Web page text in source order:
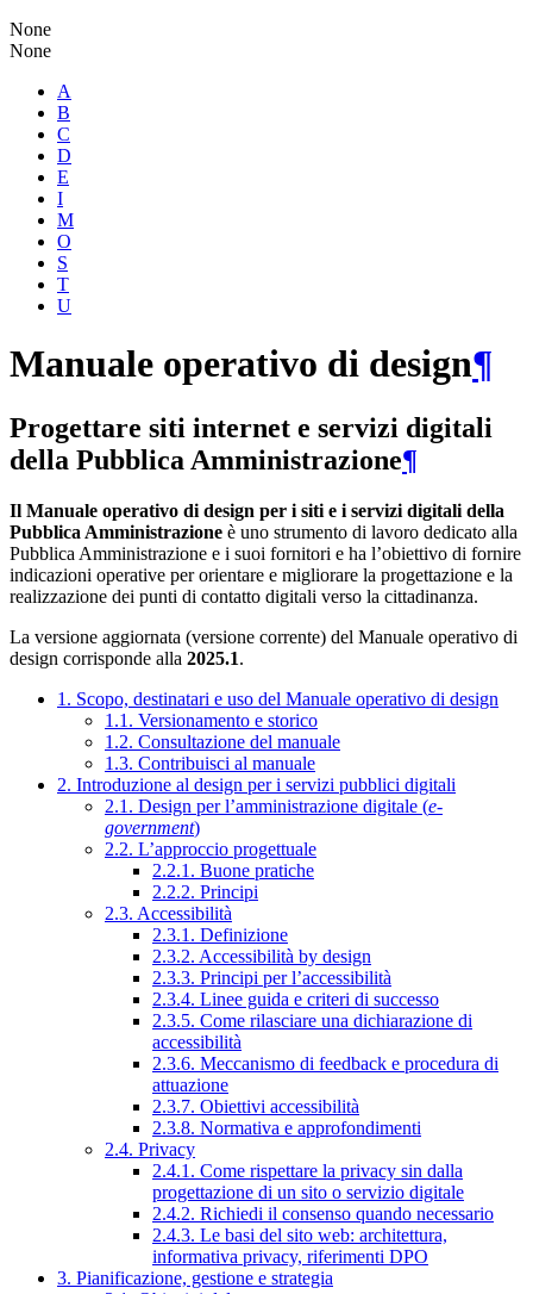
None
None
A
B
C
D
E
I
M
O
S
T
U
Manuale operativo di design¶
Progettare siti internet e servizi digitali
della Pubblica Amministrazione¶
Il Manuale operativo di design per i siti e i servizi digitali della
Pubblica Amministrazione è uno strumento di lavoro dedicato alla
Pubblica Amministrazione e i suoi fornitori e ha l’obiettivo di fornire
indicazioni operative per orientare e migliorare la progettazione e la
realizzazione dei punti di contatto digitali verso la cittadinanza.
La versione aggiornata (versione corrente) del Manuale operativo di
design corrisponde alla 2025.1.
1. Scopo, destinatari e uso del Manuale operativo di design
1.1. Versionamento e storico
1.2. Consultazione del manuale
1.3. Contribuisci al manuale
2. Introduzione al design per i servizi pubblici digitali
2.1. Design per l’amministrazione digitale (e-
government)
2.2. L’approccio progettuale
2.2.1. Buone pratiche
2.2.2. Principi
2.3. Accessibilità
2.3.1. Definizione
2.3.2. Accessibilità by design
2.3.3. Principi per l’accessibilità
2.3.4. Linee guida e criteri di successo
2.3.5. Come rilasciare una dichiarazione di
accessibilità
2.3.6. Meccanismo di feedback e procedura di
attuazione
2.3.7. Obiettivi accessibilità
2.3.8. Normativa e approfondimenti
2.4. Privacy
2.4.1. Come rispettare la privacy sin dalla
progettazione di un sito o servizio digitale
2.4.2. Richiedi il consenso quando necessario
2.4.3. Le basi del sito web: architettura,
informativa privacy, riferimenti DPO
3. Pianificazione, gestione e strategia